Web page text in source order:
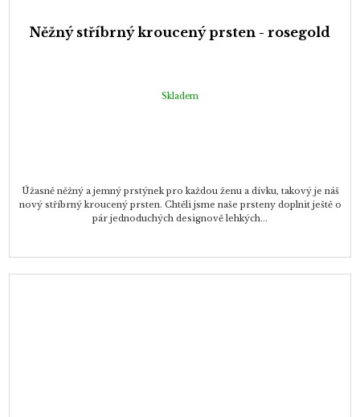
Něžný stříbrný kroucený prsten - rosegold
Skladem
Úžasně něžný a jemný prstýnek pro každou ženu a dívku, takový je náš
nový stříbrný kroucený prsten. Chtěli jsme naše prsteny doplnit ještě o
pár jednoduchých designově lehkých...